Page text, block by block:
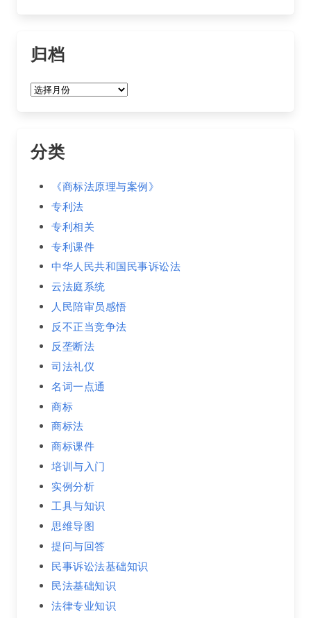
归档
归
分类
《商标法原理与案例》
专利法
专利相关
专利课件
中华人民共和国民事诉讼法
云法庭系统
人民陪审员感悟
反不正当竞争法
反垄断法
司法礼仪
名词一点通
商标
商标法
商标课件
培训与入门
实例分析
工具与知识
思维导图
提问与回答
民事诉讼法基础知识
民法基础知识
法律专业知识